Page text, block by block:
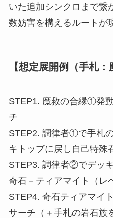
いた追加シンクロまで繋
数妨害を構えるルートが
【想定展開例（手札：
STEP1. 魔救の合縁①発
チ
STEP2. 調律者①で手札
キトップに戻し自己特殊
STEP3. 調律者②でデッ
奇石－ティアマイト（レ
STEP4. 奇石ティアマイ
サーチ（＋手札の岩石族